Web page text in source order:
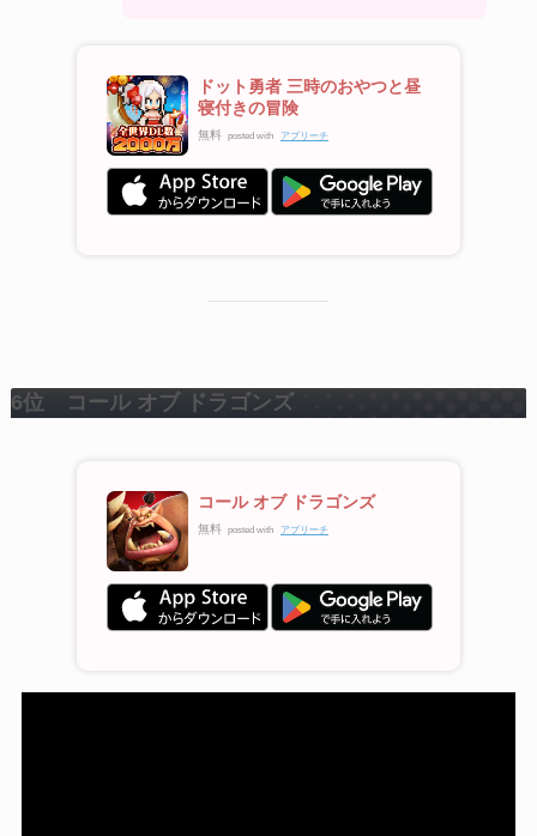
ドット勇者 三時のおやつと昼
寝付きの冒険
無料 posted with アプリーチ
6位 コール オブ ドラゴンズ
コール オブ ドラゴンズ
無料 posted with アプリーチ